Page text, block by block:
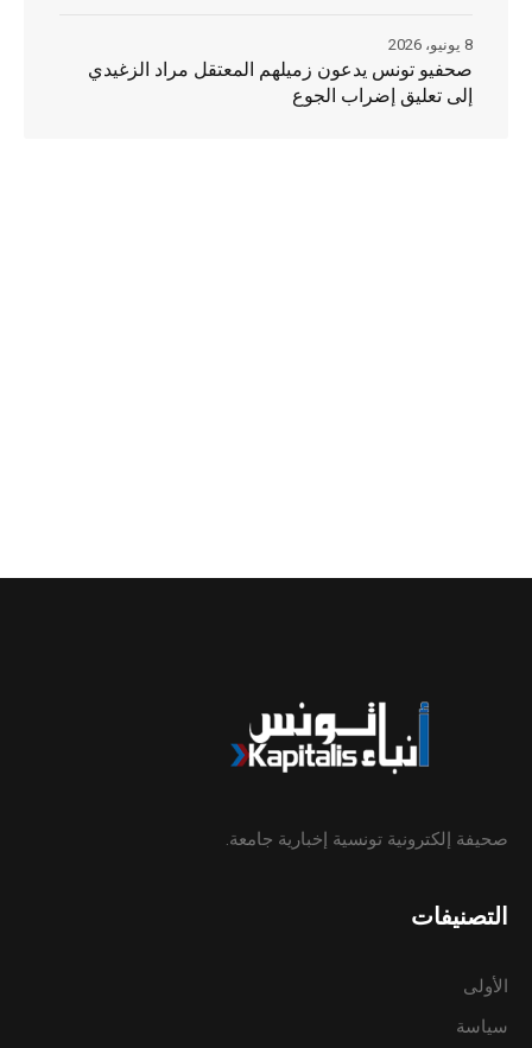
صحفيو تونس يدعون زميلهم المعتقل مراد الزغيدي
إلى تعليق إضراب الجوع
8 يونيو، 2026
صحيفة إلكترونية تونسية إخبارية جامعة.
التصنيفات
الأولى
سياسة